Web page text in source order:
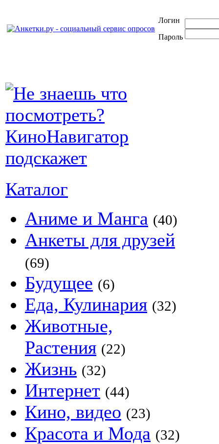
Логин
Пароль
Каталог
Аниме и Манга (40)
Анкеты для друзей
(69)
Будущее (6)
Еда, Кулинария (32)
Животные,
Растения (22)
Жизнь (32)
Интернет (44)
Кино, видео (23)
Красота и Мода (32)